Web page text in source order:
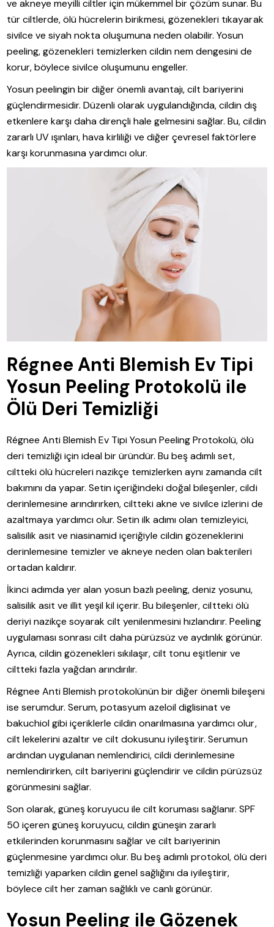
ve akneye meyilli ciltler için mükemmel bir çözüm sunar. Bu
tür ciltlerde, ölü hücrelerin birikmesi, gözenekleri tıkayarak
sivilce ve siyah nokta oluşumuna neden olabilir. Yosun
peeling, gözenekleri temizlerken cildin nem dengesini de
korur, böylece sivilce oluşumunu engeller.
Yosun peelingin bir diğer önemli avantajı, cilt bariyerini
güçlendirmesidir. Düzenli olarak uygulandığında, cildin dış
etkenlere karşı daha dirençli hale gelmesini sağlar. Bu, cildin
zararlı UV ışınları, hava kirliliği ve diğer çevresel faktörlere
karşı korunmasına yardımcı olur.
Régnee Anti Blemish Ev Tipi
Yosun Peeling Protokolü ile
Ölü Deri Temizliği
Régnee Anti Blemish Ev Tipi Yosun Peeling Protokolü, ölü
deri temizliği için ideal bir üründür. Bu beş adımlı set,
ciltteki ölü hücreleri nazikçe temizlerken aynı zamanda cilt
bakımını da yapar. Setin içeriğindeki doğal bileşenler, cildi
derinlemesine arındırırken, ciltteki akne ve sivilce izlerini de
azaltmaya yardımcı olur. Setin ilk adımı olan temizleyici,
salisilik asit ve niasinamid içeriğiyle cildin gözeneklerini
derinlemesine temizler ve akneye neden olan bakterileri
ortadan kaldırır.
İkinci adımda yer alan yosun bazlı peeling, deniz yosunu,
salisilik asit ve illit yeşil kil içerir. Bu bileşenler, ciltteki ölü
deriyi nazikçe soyarak cilt yenilenmesini hızlandırır. Peeling
uygulaması sonrası cilt daha pürüzsüz ve aydınlık görünür.
Ayrıca, cildin gözenekleri sıkılaşır, cilt tonu eşitlenir ve
ciltteki fazla yağdan arındırılır.
Régnee Anti Blemish protokolünün bir diğer önemli bileşeni
ise serumdur. Serum, potasyum azeloil diglisinat ve
bakuchiol gibi içeriklerle cildin onarılmasına yardımcı olur,
cilt lekelerini azaltır ve cilt dokusunu iyileştirir. Serumun
ardından uygulanan nemlendirici, cildi derinlemesine
nemlendirirken, cilt bariyerini güçlendirir ve cildin pürüzsüz
görünmesini sağlar.
Son olarak, güneş koruyucu ile cilt koruması sağlanır. SPF
50 içeren güneş koruyucu, cildin güneşin zararlı
etkilerinden korunmasını sağlar ve cilt bariyerinin
güçlenmesine yardımcı olur. Bu beş adımlı protokol, ölü deri
temizliği yaparken cildin genel sağlığını da iyileştirir,
böylece cilt her zaman sağlıklı ve canlı görünür.
Yosun Peeling ile Gözenek